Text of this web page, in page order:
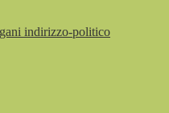
indirizzo-politico